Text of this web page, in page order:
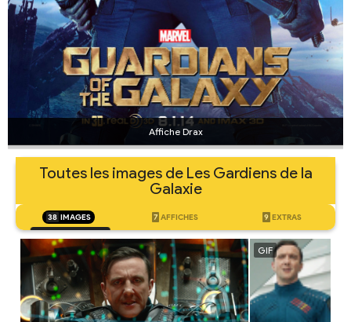
Affiche Drax
Toutes les images de Les Gardiens de la
Galaxie
38 IMAGES 7 AFFICHES 9 EXTRAS